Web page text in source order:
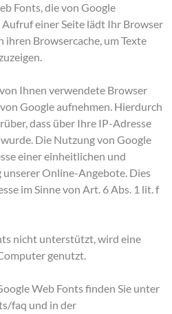
Fonts, die von Google
einer Seite lädt Ihr Browser
Browsercache, um Texte
Ihnen verwendete Browser
Google aufnehmen. Hierdurch
dass über Ihre IP-Adresse
Die Nutzung von Google
einer einheitlichen und
Online-Angebote. Dies
im Sinne von Art. 6 Abs. 1 lit. f
nicht unterstützt, wird eine
genutzt.
Web Fonts finden Sie unter
faq und in der